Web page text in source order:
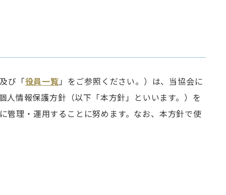
び「役員一覧 」をご参照ください。）は、当協会に
情報保護方針（以下「本方針」といいます。）を
管理・運用することに努めます。なお、本方針で使